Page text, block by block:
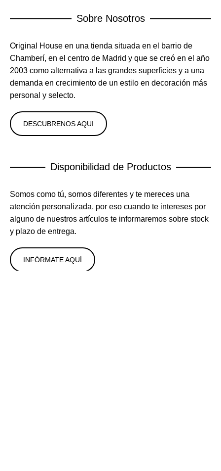
Sobre Nosotros
Original House en una tienda situada en el barrio de
Chamberí, en el centro de Madrid y que se creó en el año
2003 como alternativa a las grandes superficies y a una
demanda en crecimiento de un estilo en decoración más
personal y selecto.
DESCUBRENOS AQUI
Disponibilidad de Productos
Somos como tú, somos diferentes y te mereces una
atención personalizada, por eso cuando te intereses por
alguno de nuestros artículos te informaremos sobre stock
y plazo de entrega.
INFÓRMATE AQUÍ